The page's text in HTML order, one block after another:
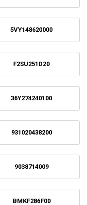
5VY148620000
F2SU251D20
36Y274240100
931020438200
9038714009
BMKF286F00